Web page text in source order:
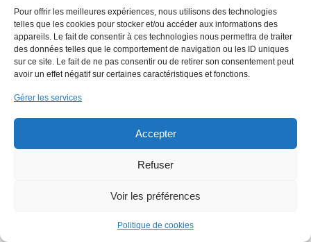
Pour offrir les meilleures expériences, nous utilisons des technologies
telles que les cookies pour stocker et/ou accéder aux informations des
appareils. Le fait de consentir à ces technologies nous permettra de traiter
des données telles que le comportement de navigation ou les ID uniques
sur ce site. Le fait de ne pas consentir ou de retirer son consentement peut
avoir un effet négatif sur certaines caractéristiques et fonctions.
Gérer les services
Accepter
Refuser
Voir les préférences
Politique de cookies